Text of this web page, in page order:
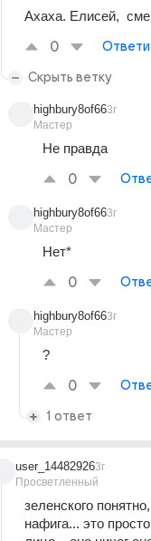
Ахаха. Елисей,
0
Скрыть ветку
highbury8of66
Мастер
3г
Не правда
0
highbury8of66
Мастер
3г
Нет*
0
highbury8of66
Мастер
3г
?
0
1 ответ
user_14482926
Просветленный
3г
зеленского
нафига... это